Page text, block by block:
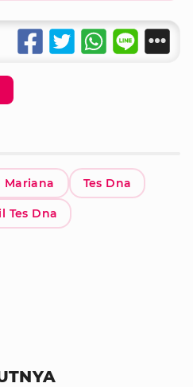
Mariana Tes Dna
Tes Dna